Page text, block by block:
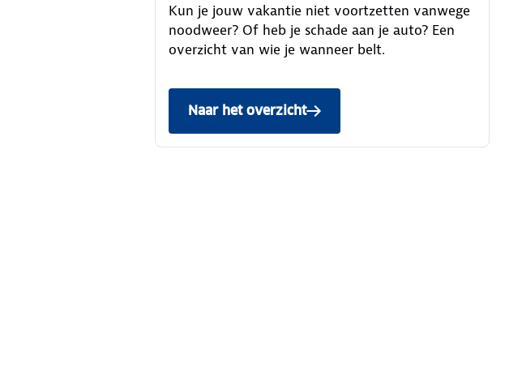
Kun je jouw vakantie niet voortzetten vanwege
noodweer? Of heb je schade aan je auto? Een
overzicht van wie je wanneer belt.
Naar het overzicht